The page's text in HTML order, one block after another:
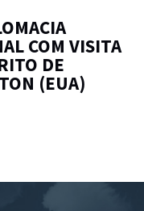
COM VISITA
DE
(EUA)